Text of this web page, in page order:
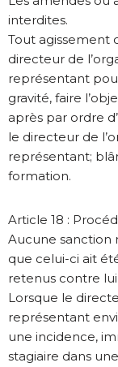
interdites.
Tout agissement
directeur de
représentant
gravité, faire
après par ordre
le directeur de
représentant;
formation.
Article 18 :
Aucune sanction
que celui-ci ait
retenus contre lui.
Lorsque le
représentant
une incidence,
stagiaire dans